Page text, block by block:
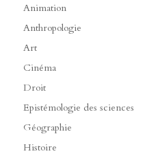
Animation
Anthropologie
Art
Cinéma
Droit
Epistémologie des sciences
Géographie
Histoire